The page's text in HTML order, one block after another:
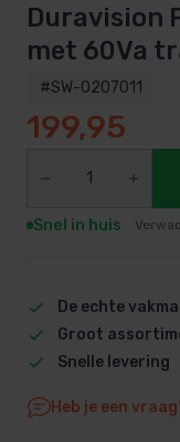
Duravision
met 60Va
#SW-0207011
199,95
Snel in huis
De echte
Groot
Snelle levering
Heb je een